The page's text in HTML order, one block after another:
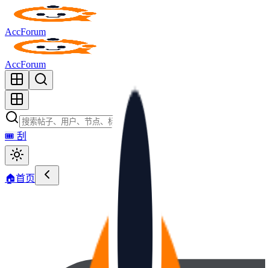
AccForum
AccForum
🎟️ 刮
🏠首页